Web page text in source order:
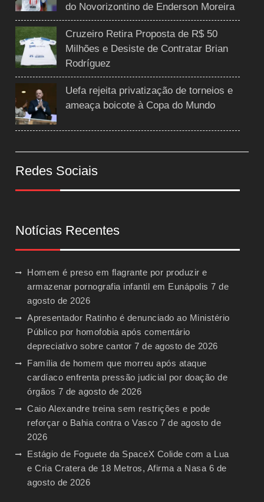
do Novorizontino de Enderson Moreira
Cruzeiro Retira Proposta de R$ 50
Milhões e Desiste de Contratar Brian
Rodríguez
Uefa rejeita privatização de torneios e
ameaça boicote à Copa do Mundo
Redes Sociais
Notícias Recentes
Homem é preso em flagrante por produzir e
armazenar pornografia infantil em Eunápolis 7 de
agosto de 2026
Apresentador Ratinho é denunciado ao Ministério
Público por homofobia após comentário
depreciativo sobre cantor 7 de agosto de 2026
Família de homem que morreu após ataque
cardíaco enfrenta pressão judicial por doação de
órgãos 7 de agosto de 2026
Caio Alexandre treina sem restrições e pode
reforçar o Bahia contra o Vasco 7 de agosto de
2026
Estágio de Foguete da SpaceX Colide com a Lua
e Cria Cratera de 18 Metros, Afirma a Nasa 6 de
agosto de 2026